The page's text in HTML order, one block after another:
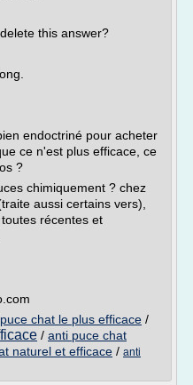
this answer?
endoctriné pour acheter
ce n'est plus efficace, ce
?
chimiquement ? chez
aussi certains vers),
récentes et
chat le plus efficace /
/ anti puce chat
naturel et efficace / anti